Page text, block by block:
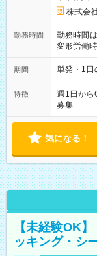
株式会
勤務時間
勤務時間
変形労働時間制
～21：00
期間 単発・1日
特徴
週1日から
募集
気になる！
【未経験OK
ッキング・シ